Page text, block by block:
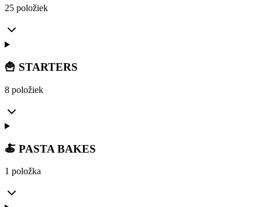
25 položiek
🍟 STARTERS
8 položiek
🍝 PASTA BAKES
1 položka